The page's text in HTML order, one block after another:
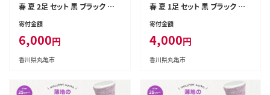
春 夏 2足 セット 黒 ブラック ソッ
クス 薄手 蒸れない 爽やか もっ
ス 足元 ビジネス シンプル カジ
ュアル おしゃれ かわいい 履き心
製 香川県 丸亀市
寄付金額
6,000円
香川県丸亀市
春 夏 1足 セット 黒 ブラック ソッ
クス 薄手 蒸れない 爽やか もっ
ス 足元 ビジネス シンプル カジ
ュアル おしゃれ かわいい 履き心
製 香川県 丸亀市
寄付金額
4,000円
香川県丸亀市